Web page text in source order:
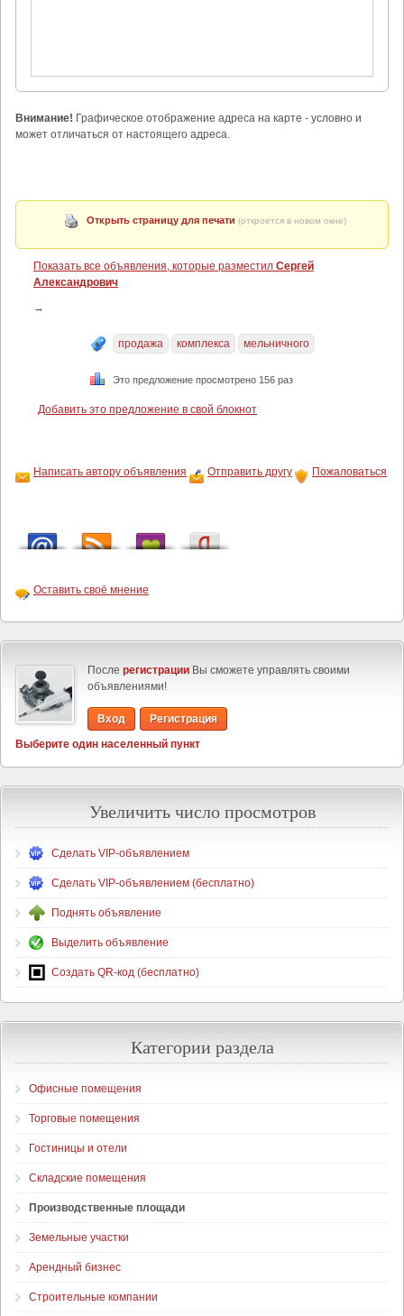
Внимание! Графическое отображение адреса на карте - условно и
может отличаться от настоящего адреса.
Открыть страницу для печати (откроется в новом окне)
Показать все объявления, которые разместил Сергей
Александрович
→
продажа комплекса мельничного
Это предложение просмотрено 156 раз
Добавить это предложение в свой блокнот
Написать автору объявления Отправить другу Пожаловаться
Оставить своё мнение
После регистрации Вы сможете управлять своими
объявлениями!
Вход
Регистрация
Выберите один населенный пункт
Увеличить число просмотров
Сделать VIP-объявлением
Сделать VIP-объявлением (бесплатно)
Поднять объявление
Выделить объявление
Создать QR-код (бесплатно)
Категории раздела
Офисные помещения
Торговые помещения
Гостиницы и отели
Складские помещения
Производственные площади
Земельные участки
Арендный бизнес
Строительные компании